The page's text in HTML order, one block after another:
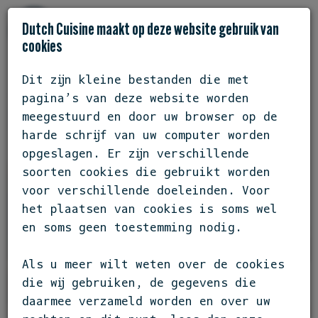
ZUID-HOLLAND / STOLWIJK
DE NIEUWE POLDERKEUKEN
Dutch Cuisine maakt op deze website gebruik van
cookies
Dit zijn kleine bestanden die met
pagina’s van deze website worden
meegestuurd en door uw browser op de
harde schrijf van uw computer worden
opgeslagen. Er zijn verschillende
soorten cookies die gebruikt worden
voor verschillende doeleinden. Voor
het plaatsen van cookies is soms wel
en soms geen toestemming nodig.
Als u meer wilt weten over de cookies
die wij gebruiken, de gegevens die
daarmee verzameld worden en over uw